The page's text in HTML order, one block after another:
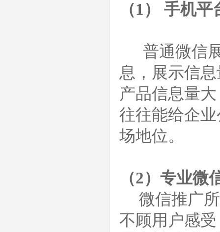
（1） 手机
普通微信展
息，展示信
产品信息量
往往能给企
场地位。
（2）专业微
微信推广所
不顾用户感